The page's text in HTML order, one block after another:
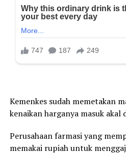
Kemenkes sudah memetakan
kenaikan harganya masuk akal
Perusahaan farmasi yang
memakai rupiah untuk